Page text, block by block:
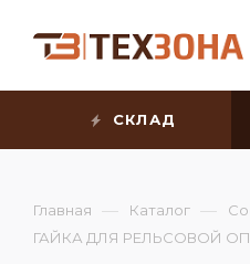
СКЛАД
Главная — Каталог —
ГАЙКА ДЛЯ РЕЛЬСОВОЙ